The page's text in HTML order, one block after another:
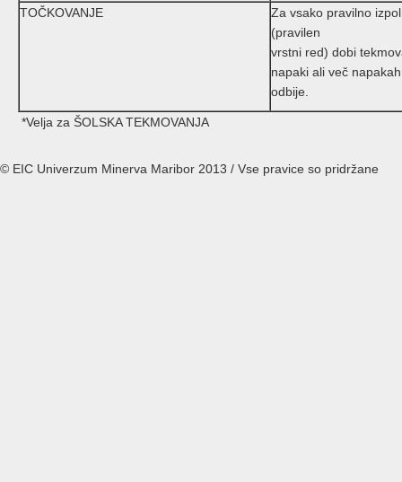
TOČKOVANJE
Za vsako pravilno
(pravilen
vrstni red) dobi
napaki ali več
odbije.
*Velja za ŠOLSKA TEKMOVANJA
© EIC Univerzum Minerva Maribor 2013 / Vse pravice so pridržane